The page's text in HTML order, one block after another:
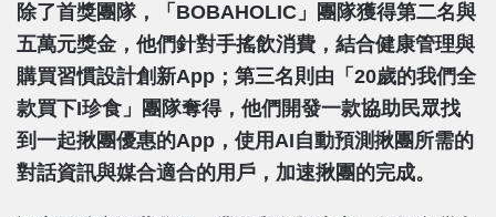
除了首獎團隊，「BOBAHOLIC」團隊獲得第二名與
五萬元獎金，他們針對手搖飲消費，結合健康管理與
購買習慣設計創新app；第三名則由「20歲的我們全
款買下i珍食」團隊奪得，他們開發一款協助民眾找
到一起揪團優惠的app，使用AI自動預測揪團所需的
對話資訊與媒合適合的用戶，加速揪團的完成。